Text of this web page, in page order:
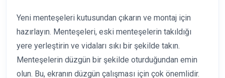
Yeni menteşeleri kutusundan çıkarın ve montaj için
hazırlayın. Menteşeleri, eski menteşelerin takıldığı
yere yerleştirin ve vidaları sıkı bir şekilde takın.
Menteşelerin düzgün bir şekilde oturduğundan emin
olun. Bu, ekranın düzgün çalışması için çok önemlidir.